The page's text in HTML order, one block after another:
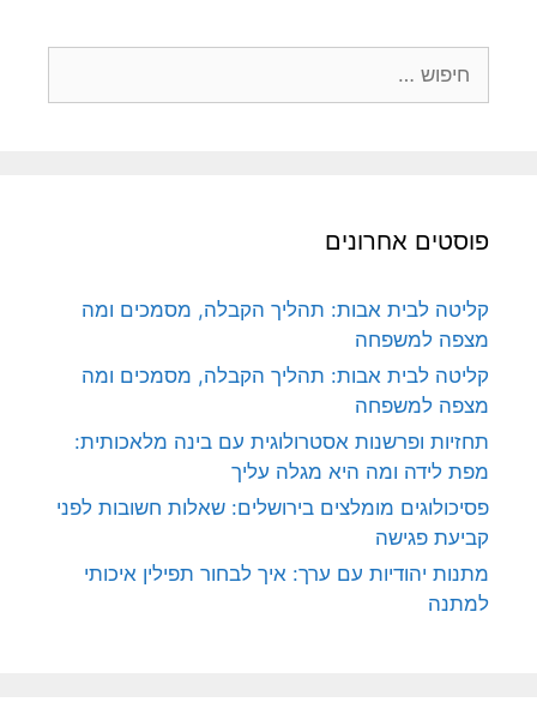
פוסטים אחרונים
קליטה לבית אבות: תהליך הקבלה, מסמכים ומה
מצפה למשפחה
קליטה לבית אבות: תהליך הקבלה, מסמכים ומה
מצפה למשפחה
תחזיות ופרשנות אסטרולוגית עם בינה מלאכותית:
מפת לידה ומה היא מגלה עליך
פסיכולוגים מומלצים בירושלים: שאלות חשובות לפני
קביעת פגישה
מתנות יהודיות עם ערך: איך לבחור תפילין איכותי
למתנה